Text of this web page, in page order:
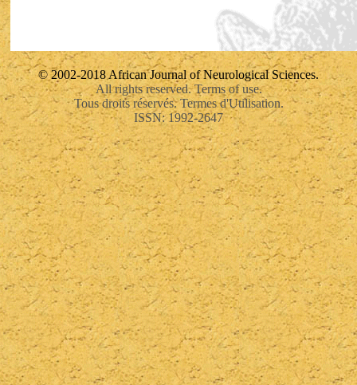
© 2002-2018 African Journal of Neurological Sciences.
All rights reserved. Terms of use.
Tous droits réservés. Termes d'Utilisation.
ISSN: 1992-2647